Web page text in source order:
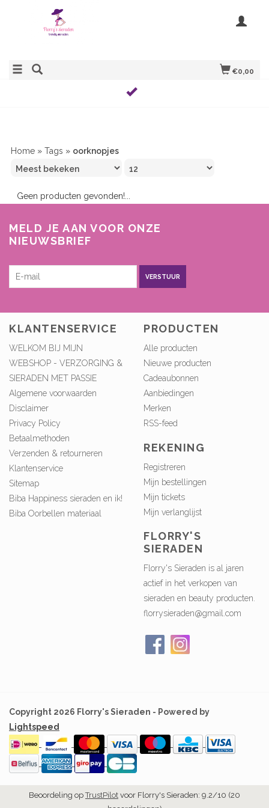
€0,00
Home » Tags » oorknopjes
Geen producten gevonden!...
MELD JE AAN VOOR ONZE
NIEUWSBRIEF
VERSTUUR
KLANTENSERVICE
WELKOM BIJ MIJN
WEBSHOP - VERZORGING &
SIERADEN MET PASSIE
Algemene voorwaarden
Disclaimer
Privacy Policy
Betaalmethoden
Verzenden & retourneren
Klantenservice
Sitemap
Biba Happiness sieraden en ik!
Biba Oorbellen materiaal
PRODUCTEN
Alle producten
Nieuwe producten
Cadeaubonnen
Aanbiedingen
Merken
RSS-feed
REKENING
Registreren
Mijn bestellingen
Mijn tickets
Mijn verlanglijst
FLORRY'S
SIERADEN
Florry's Sieraden is al jaren
actief in het verkopen van
sieraden en beauty producten.
florrysieraden@gmail.com
Copyright 2026 Florry's Sieraden - Powered by
Lightspeed
Beoordeling opTrustPilot voor Florry's Sieraden: 9.2/10 (20